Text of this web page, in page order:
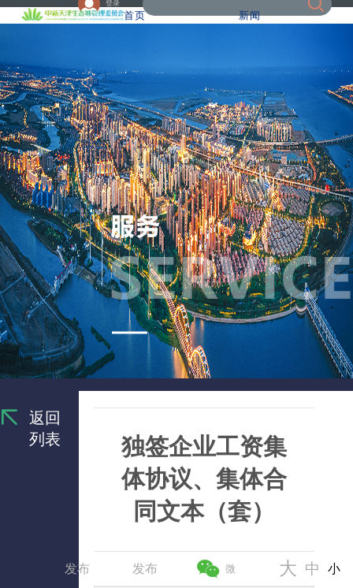
登录
首页 新闻
返回
列表
独签企业工资集
体协议、集体合
同文本（套）
发布 发布 微 大 中 小